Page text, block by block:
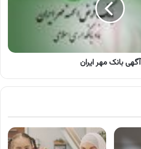
آگهی بانک مهر ایران